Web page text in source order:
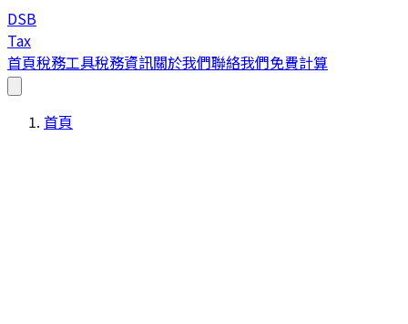
DSB
Tax
首頁稅務工具稅務資訊關於我們聯絡我們免費計算
首頁